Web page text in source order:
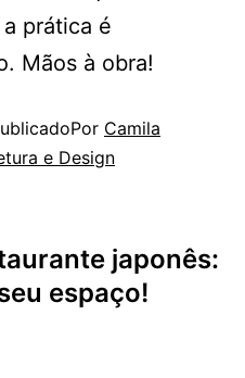
prática é
Mãos à obra!
Por Camila
e Design
japonês:
espaço!